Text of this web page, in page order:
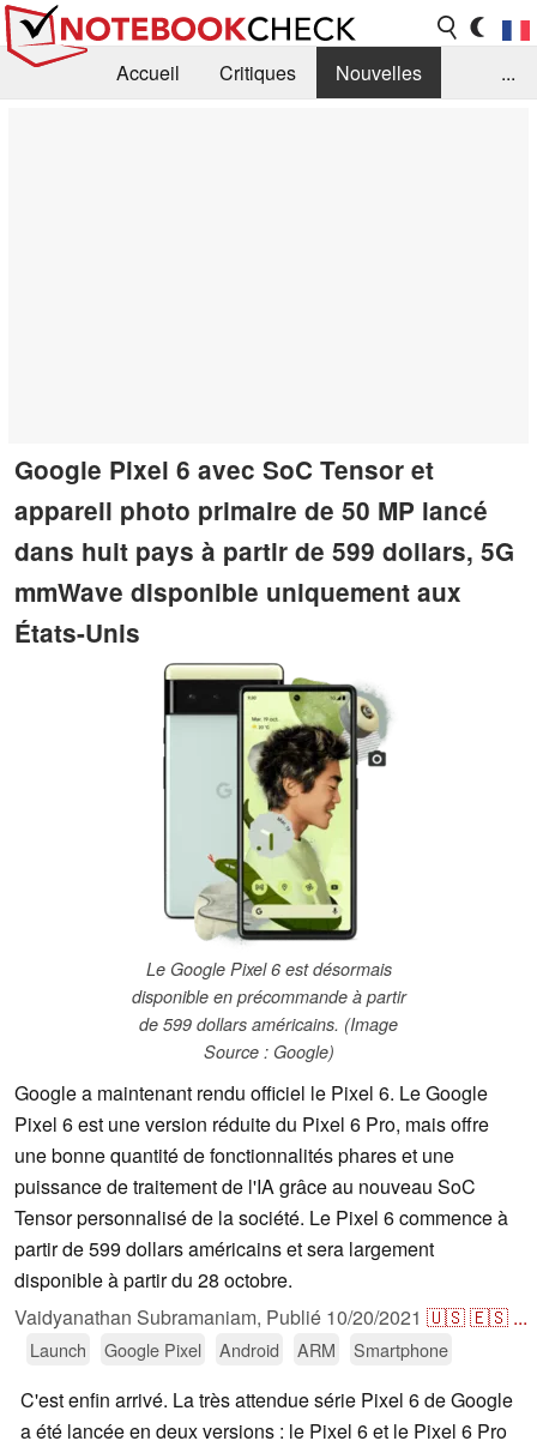
Accueil Critiques
Nouvelles
...
Google Pixel 6 avec SoC Tensor et
appareil photo primaire de 50 MP lancé
dans huit pays à partir de 599 dollars, 5G
mmWave disponible uniquement aux
États-Unis
Le Google Pixel 6 est désormais
disponible en précommande à partir
de 599 dollars américains. (Image
Source : Google)
Google a maintenant rendu officiel le Pixel 6. Le Google
Pixel 6 est une version réduite du Pixel 6 Pro, mais offre
une bonne quantité de fonctionnalités phares et une
puissance de traitement de l'IA grâce au nouveau SoC
Tensor personnalisé de la société. Le Pixel 6 commence à
partir de 599 dollars américains et sera largement
disponible à partir du 28 octobre.
Vaidyanathan Subramaniam, Publié 10/20/2021 🇺🇸🇪🇸 ...
Launch Google Pixel Android ARM Smartphone
C'est enfin arrivé. La très attendue série Pixel 6 de Google
a été lancée en deux versions : le Pixel 6 et le Pixel 6 Pro